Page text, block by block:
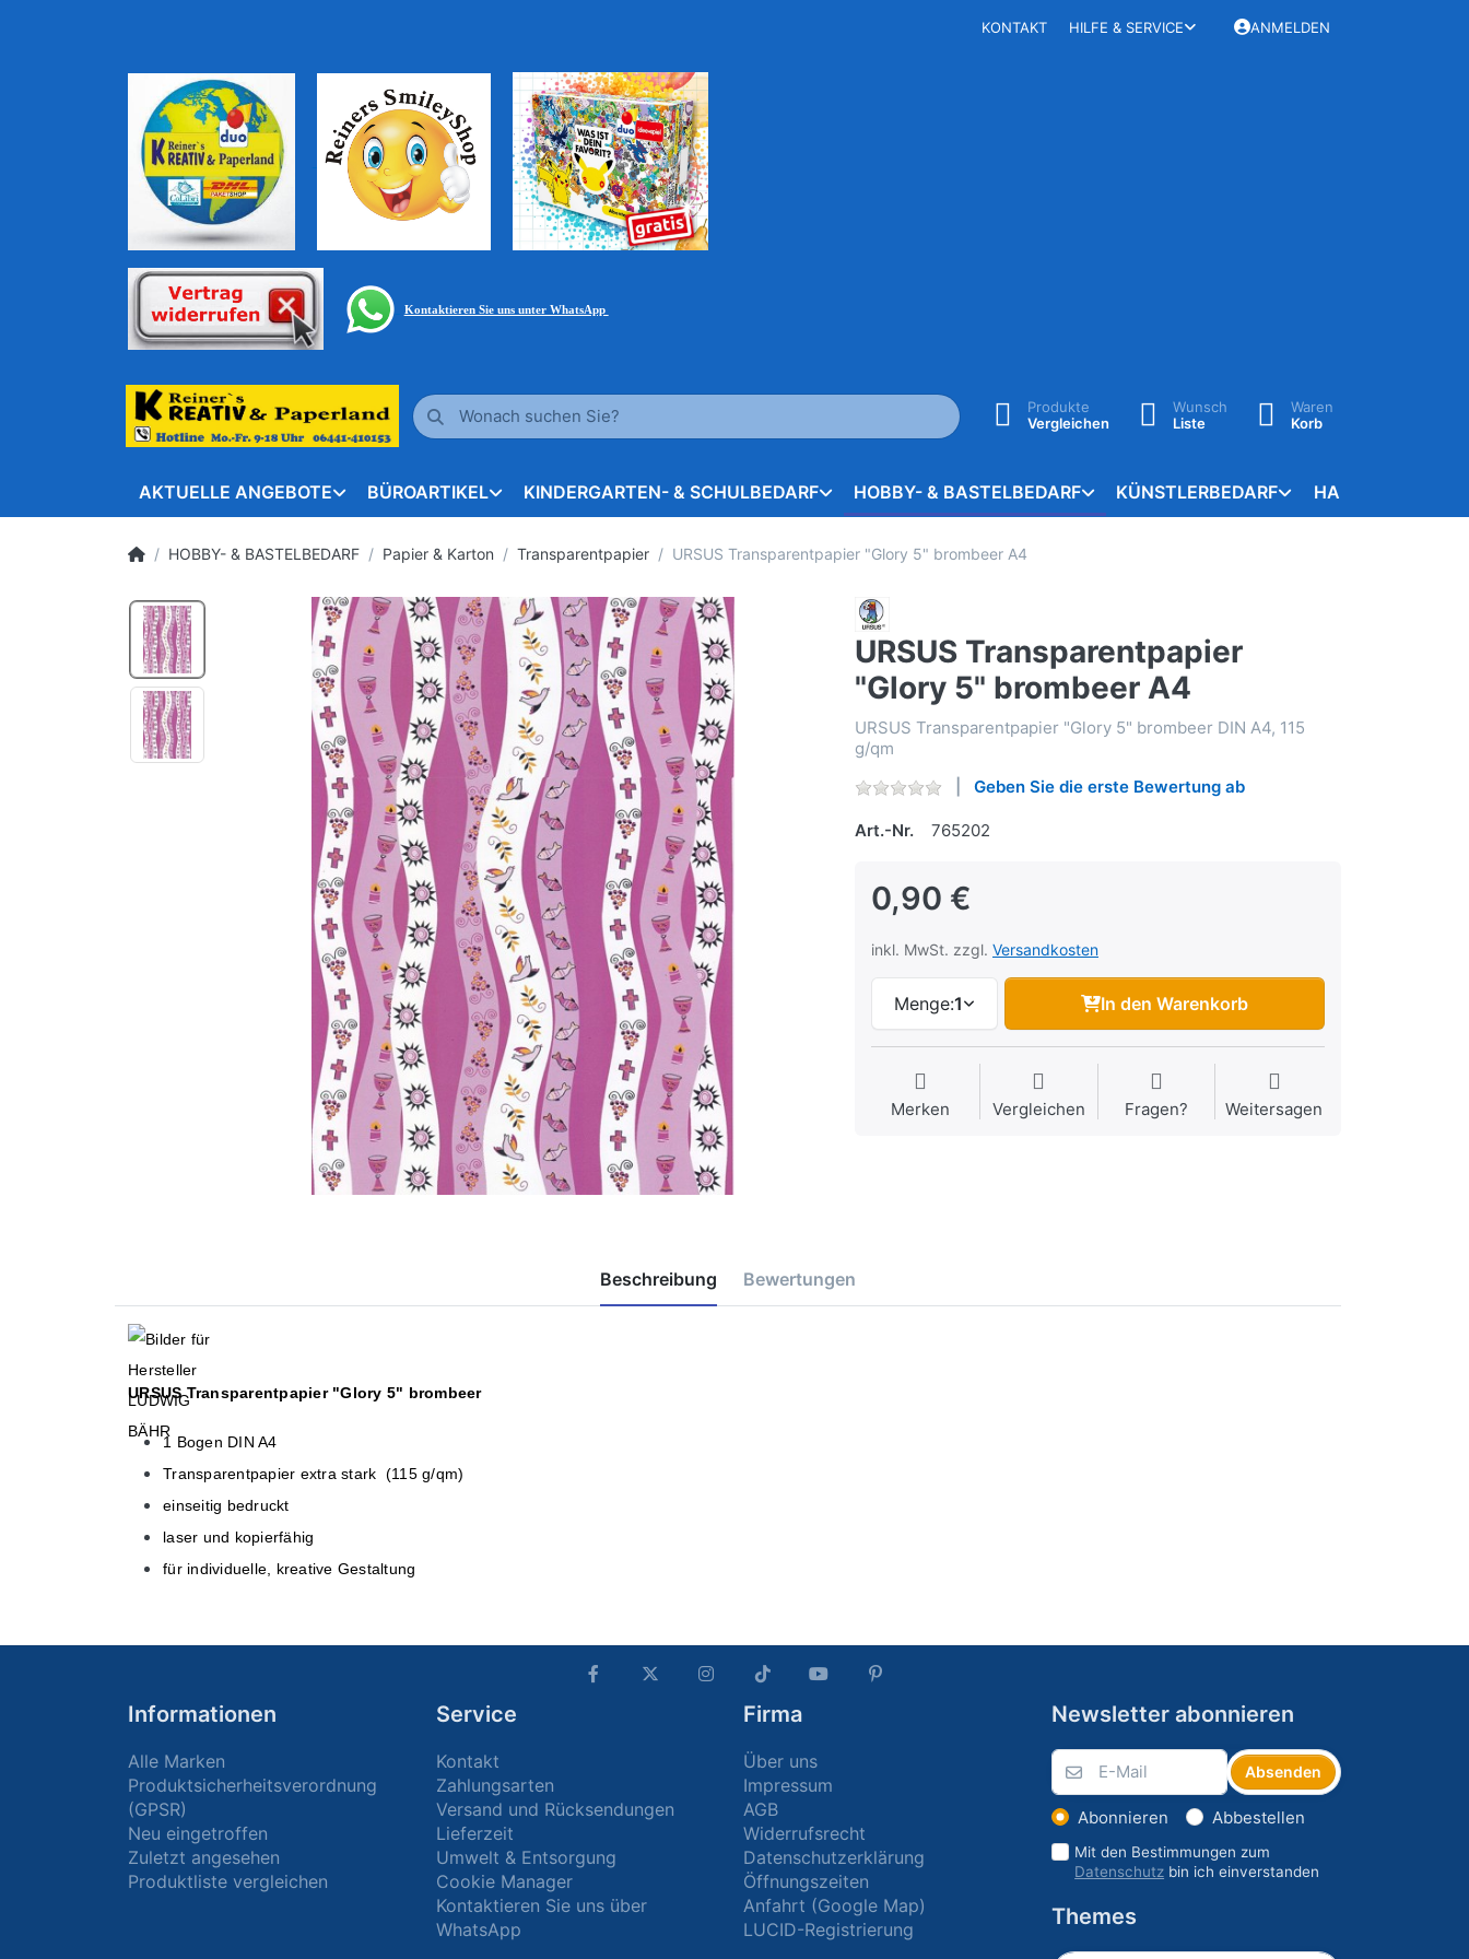
KONTAKT HILFE & SERVICE ANMELDEN
Kontaktieren Sie uns unter WhatsApp
Produkte
Vergleichen
Wunsch
Liste
Waren
Korb
AKTUELLE ANGEBOTE BÜROARTIKEL KINDERGARTEN- & SCHULBEDARF HOBBY- & BASTELBEDARF KÜNSTLERBEDARF
HOBBY- & BASTELBEDARF Papier & Karton Transparentpapier URSUS Transparentpapier "Glory 5" brombeer A4
URSUS Transparentpapier
"Glory 5" brombeer A4
URSUS Transparentpapier "Glory 5" brombeer DIN A4, 115
g/qm
Geben Sie die erste Bewertung ab
Art.-Nr. 765202
0,90 €
inkl. MwSt. zzgl. Versandkosten
Menge:1 In den Warenkorb
Merken Vergleichen Fragen? Weitersagen
Beschreibung Bewertungen
URSUS Transparentpapier "Glory 5" brombeer
1 Bogen DIN A4
Transparentpapier extra stark (115 g/qm)
einseitig bedruckt
laser und kopierfähig
für individuelle, kreative Gestaltung
Informationen
Alle Marken
Produktsicherheitsverordnung
(GPSR)
Neu eingetroffen
Zuletzt angesehen
Produktliste vergleichen
Service
Kontakt
Zahlungsarten
Versand und Rücksendungen
Lieferzeit
Umwelt & Entsorgung
Cookie Manager
Kontaktieren Sie uns über
WhatsApp
Firma
Über uns
Impressum
AGB
Widerrufsrecht
Datenschutzerklärung
Öffnungszeiten
Anfahrt (Google Map)
LUCID-Registrierung
Newsletter abonnieren
Absenden
Abonnieren Abbestellen
Mit den Bestimmungen zum
Datenschutz bin ich einverstanden
Themes